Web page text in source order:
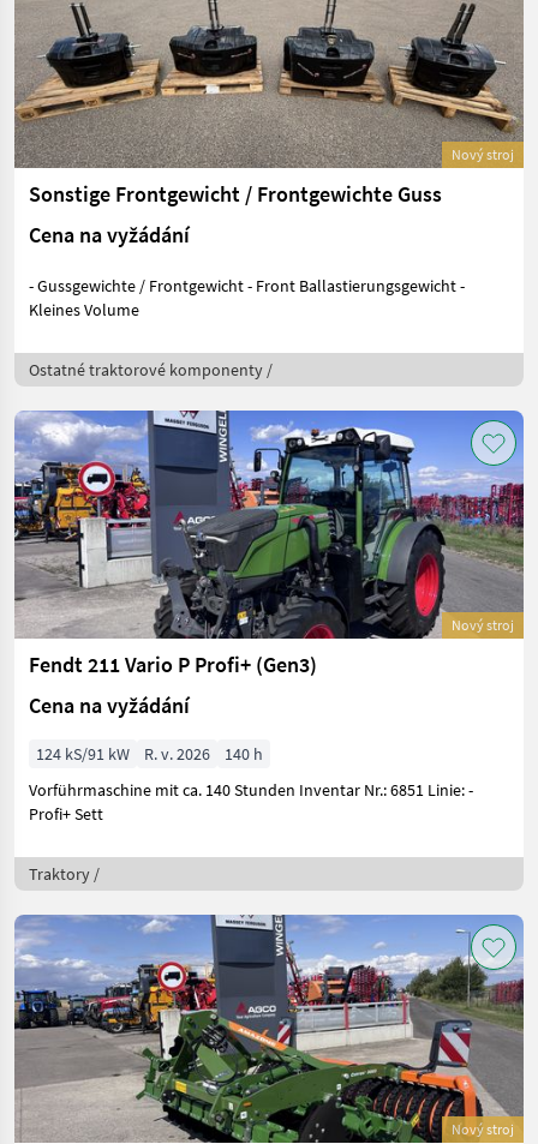
Nový stroj
Sonstige Frontgewicht / Frontgewichte Guss
Cena na vyžádání
- Gussgewichte / Frontgewicht - Front Ballastierungsgewicht -
Kleines Volume
Ostatné traktorové komponenty /
Nový stroj
Fendt 211 Vario P Profi+ (Gen3)
Cena na vyžádání
124 kS/91 kW R. v. 2026
140 h
Vorführmaschine mit ca. 140 Stunden Inventar Nr.: 6851 Linie: -
Profi+ Sett
Traktory /
Nový stroj